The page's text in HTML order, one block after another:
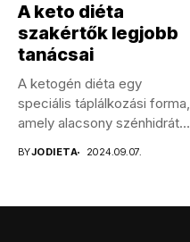
A keto diéta
szakértők legjobb
tanácsai
A ketogén diéta egy
speciális táplálkozási forma,
amely alacsony szénhidrát-
BYJODIETA 2024.09.07.